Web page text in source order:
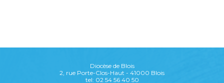
Diocèse de Blois
2, rue Porte-Clos-Haut - 41000 Blois
tel: 02 54 56 40 50